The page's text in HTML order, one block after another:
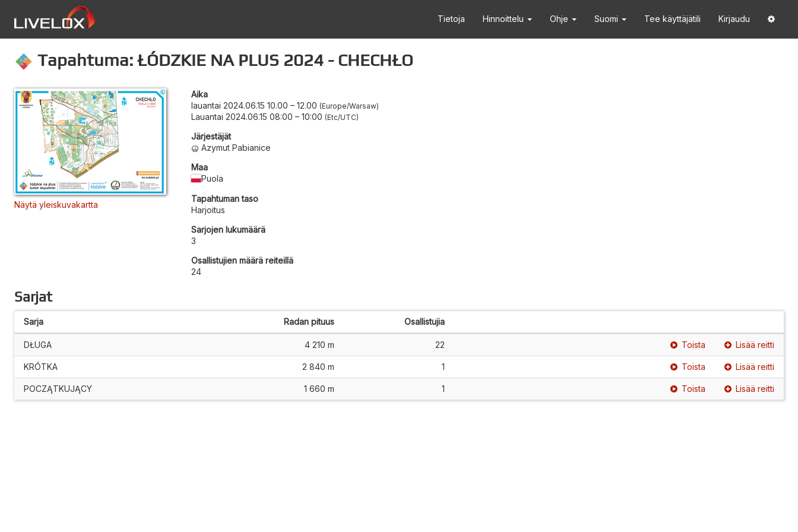
Tietoja Hinnoittelu Ohje Suomi Tee käyttäjätili Kirjaudu
Tapahtuma: ŁÓDZKIE NA PLUS 2024 - CHECHŁO
Näytä yleiskuvakartta
Aika
lauantai 2024.06.15 10.00 – 12.00 Europe/Warsaw
Lauantai 2024.06.15 08:00 – 10:00 Etc/UTC
Järjestäjät
Azymut Pabianice
Maa
Puola
Tapahtuman taso
Harjoitus
Sarjojen lukumäärä
3
Osallistujien määrä reiteillä
24
Sarjat
Sarja Radan pituus Osallistujia
DŁUGA 4 210 m 22 Toista Lisää reitti
KRÓTKA 2 840 m 1 Toista Lisää reitti
POCZĄTKUJĄCY 1 660 m 1 Toista Lisää reitti